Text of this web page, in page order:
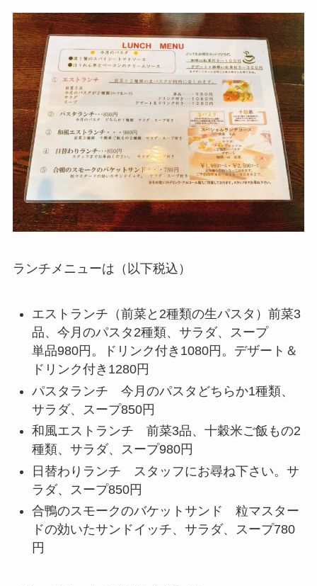
ランチメニューは（以下税込）
エストランチ（前菜と2種類の生パスタ）前菜3
品、今月のパスタ2種類、サラダ、スープ
単品980円。ドリンク付き1080円。デザート＆
ドリンク付き1280円
パスタランチ 今月のパスタどちらか1種類、
サラダ、スープ850円
和風エストランチ 前菜3品、十穀米ご飯もの2
種類、サラダ、スープ980円
日替わりランチ スタッフにお尋ね下さい。サ
ラダ、スープ850円
合鴨のスモークのバケットサンド 粒マスター
ドの効いたサンドイッチ、サラダ、スープ780
円